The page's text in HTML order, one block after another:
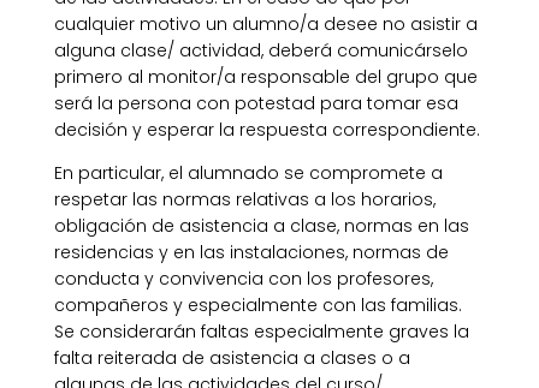
cualquier motivo un alumno/a desee no asistir a
alguna clase/ actividad, deberá comunicárselo
primero al monitor/a responsable del grupo que
será la persona con potestad para tomar esa
decisión y esperar la respuesta correspondiente.
En particular, el alumnado se compromete a
respetar las normas relativas a los horarios,
obligación de asistencia a clase, normas en las
residencias y en las instalaciones, normas de
conducta y convivencia con los profesores,
compañeros y especialmente con las familias.
Se considerarán faltas especialmente graves la
falta reiterada de asistencia a clases o a